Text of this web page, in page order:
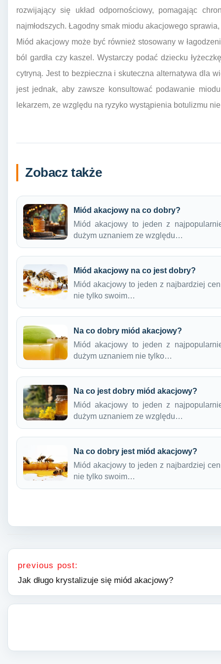
rozwijający się układ odpornościowy, pomagając
najmłodszych. Łagodny smak miodu akacjowego
Miód akacjowy może być również stosowany w
ból gardła czy kaszel. Wystarczy podać dziecku
cytryną. Jest to bezpieczna i skuteczna alternatywa dla
jest jednak, aby zawsze konsultować podawanie
lekarzem, ze względu na ryzyko wystąpienia botulizmu
Zobacz także
Miód akacjowy na co dobry?
Miód akacjowy to jeden z
dużym uznaniem ze względu…
Miód akacjowy na co jest dobry?
Miód akacjowy to jeden z najbardziej
nie tylko swoim…
Na co dobry miód akacjowy?
Miód akacjowy to jeden z
dużym uznaniem nie tylko…
Na co jest dobry miód akacjowy?
Miód akacjowy to jeden z
dużym uznaniem ze względu…
Na co dobry jest miód akacjowy?
Miód akacjowy to jeden z najbardziej
nie tylko swoim…
Nawigacja wpisu
previous post:
Jak długo krystalizuje się miód akacjowy?